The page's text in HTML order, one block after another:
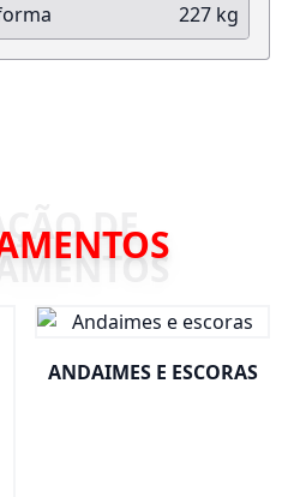
227 kg
ANDAIMES E ESCORAS